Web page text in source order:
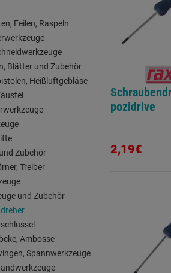
Feilen, Raspeln
Blätter und Zubehör
Heißluftgebläse
Zubehör
Treiber
und Zubehör
Ambosse
Spannwerkzeuge
pozidrive
2,19€